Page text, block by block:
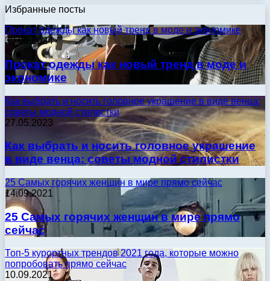
Избранные посты
Прокат одежды как новый тренд в моде и экономике
30.09.2024
Прокат одежды как новый тренд в моде и
экономике
Как выбрать и носить головное украшение в виде венца:
советы модной стилистки
27.05.2023
Как выбрать и носить головное украшение
в виде венца: советы модной стилистки
25 Самых горячих женщин в мире прямо сейчас
14.09.2021
25 Самых горячих женщин в мире прямо
сейчас
Топ-5 курортных трендов 2021 года, которые можно
попробовать прямо сейчас
10.09.2021